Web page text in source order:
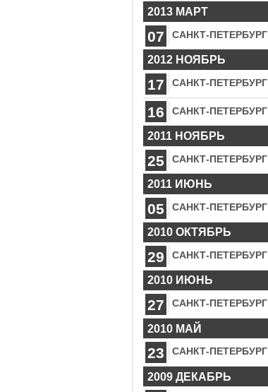
2013 МАРТ
07 САНКТ-ПЕТЕРБУРГ
2012 НОЯБРЬ
17 САНКТ-ПЕТЕРБУРГ
16 САНКТ-ПЕТЕРБУРГ
2011 НОЯБРЬ
25 САНКТ-ПЕТЕРБУРГ
2011 ИЮНЬ
05 САНКТ-ПЕТЕРБУРГ
2010 ОКТЯБРЬ
29 САНКТ-ПЕТЕРБУРГ
2010 ИЮНЬ
27 САНКТ-ПЕТЕРБУРГ
2010 МАЙ
23 САНКТ-ПЕТЕРБУРГ
2009 ДЕКАБРЬ